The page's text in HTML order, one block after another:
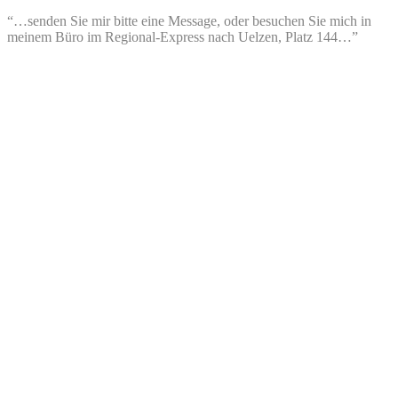
“…senden Sie mir bitte eine Message, oder besuchen Sie mich in
meinem Büro im Regional-Express nach Uelzen, Platz 144…”